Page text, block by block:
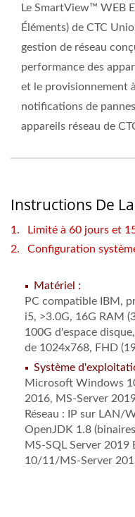
Le SmartView™ WEB
Éléments) de CTC
gestion de réseau
performance des
et le provisionnement
notifications de
appareils réseau de
Instructions De
Limité à 60 jours et
Configuration
Matériel :
PC compatible IBM,
i5, >3.0G, 16G RAM
100G d'espace
de 1024x768, FHD
Système
Microsoft Windows
2016, MS-Server
Réseau : IP sur LAN/
OpenJDK 1.8
MS-SQL Server
10/11/MS-Server